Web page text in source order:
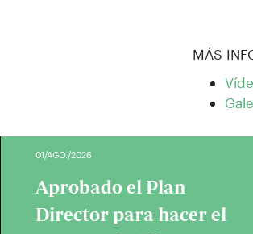
MÁS
01/AGO./2026
Aprobado el Plan
Director para hacer el